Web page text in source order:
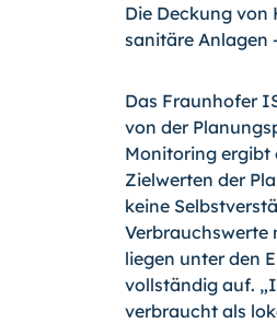
Die Deckung
sanitäre Anlagen
Das Fraunhofer
von der
Monitoring ergibt
Zielwerten der
keine
Verbrauchswerte
liegen unter den
vollständig auf.
verbraucht als